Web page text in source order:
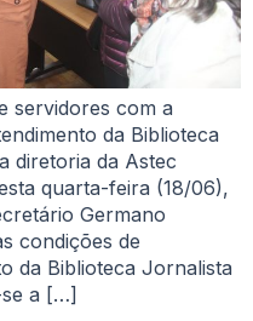
servidores com a
da Biblioteca
diretoria da Astec
quarta-feira (18/06),
Germano
condições de
da Biblioteca Jornalista
se a […]